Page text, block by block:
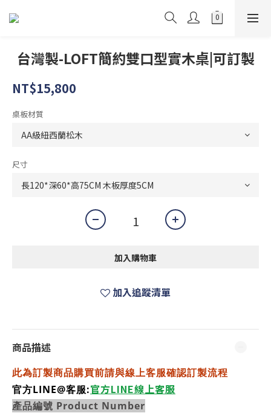
台灣製-LOFT簡約雙口型實木桌|可訂製
NT$15,800
桌板材質
尺寸
加入購物車
加入追蹤清單
商品描述
此為訂製商品購買前請與線上客服確認訂製流程
官方LINE@客服:官方LINE線上客服
產品編號 Product Number